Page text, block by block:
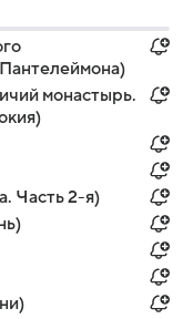
монастырь.
Часть 2-я)